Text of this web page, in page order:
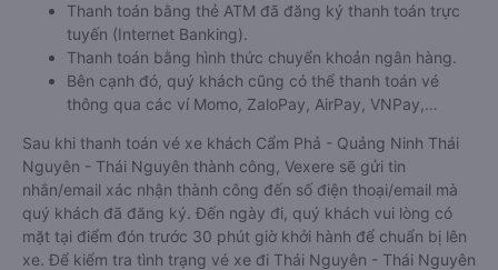
Thanh toán bằng thẻ ATM đã đăng ký thanh toán trực
tuyến (Internet Banking).
Thanh toán bằng hình thức chuyển khoản ngân hàng.
Bên cạnh đó, quý khách cũng có thể thanh toán vé
thông qua các ví Momo, ZaloPay, AirPay, VNPay,…
Sau khi thanh toán vé xe khách Cẩm Phả - Quảng Ninh Thái
Nguyên - Thái Nguyên thành công, Vexere sẽ gửi tin
nhắn/email xác nhận thành công đến số điện thoại/email mà
quý khách đã đăng ký. Đến ngày đi, quý khách vui lòng có
mặt tại điểm đón trước 30 phút giờ khởi hành để chuẩn bị lên
xe. Để kiểm tra tình trạng vé xe đi Thái Nguyên - Thái Nguyên